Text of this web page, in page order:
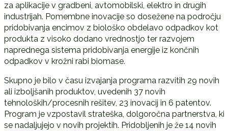
za aplikacije v gradbeni, avtomobilski, elektro in drugih
industrijah. Pomembne inovacije so dosežene na področju
pridobivanja encimov z biološko obdelavo odpadkov kot
produkta z visoko dodano vrednostjo ter razvojem
naprednega sistema pridobivanja energije iz končnih
odpadkov v krožni rabi biomase.
Skupno je bilo v času izvajanja programa razvitih 29 novih
ali izboljšanih produktov, uvedenih 37 novih
tehnoloških/procesnih rešitev, 23 inovacij in 6 patentov.
Program je vzpostavil strateška, dolgoročna partnerstva, ki
se nadaljujejo v novih projektih. Pridobljenih je že 14 novih